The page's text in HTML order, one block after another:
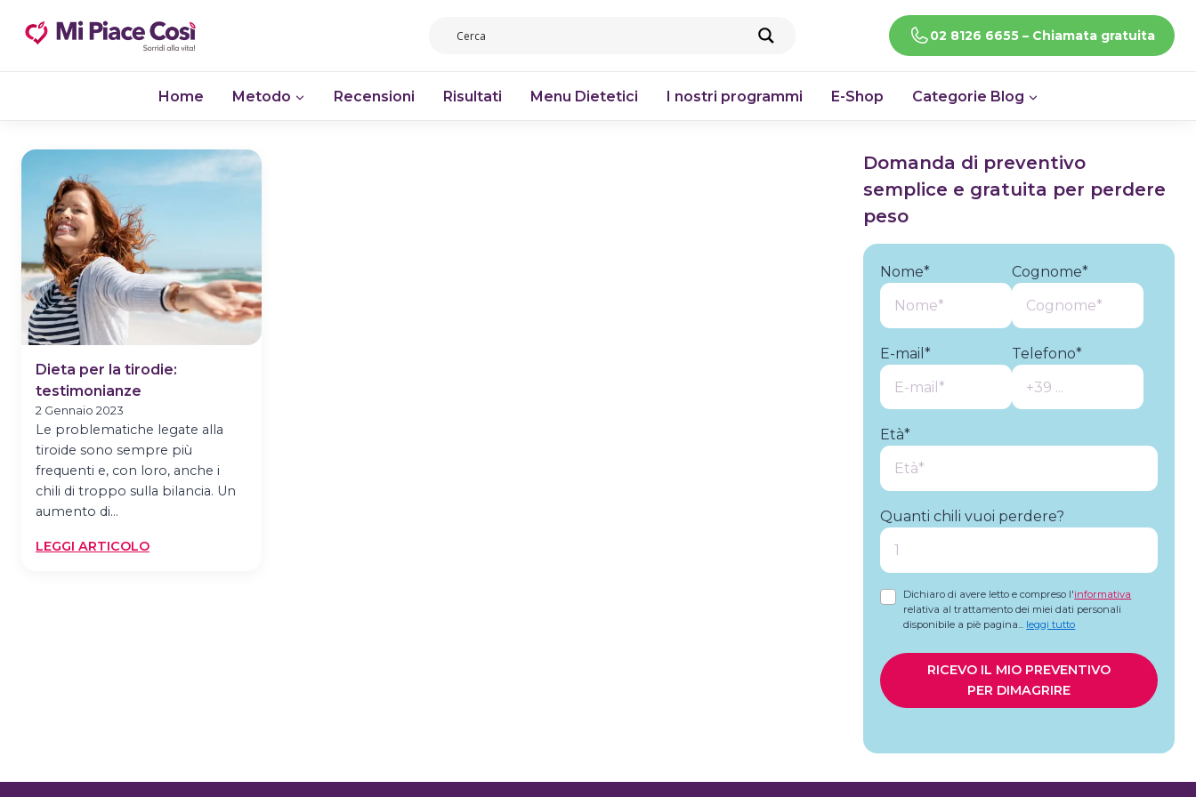
CHIAMACI!
02 8126 6655 – Chiamata gratuita
Home Metodo Recensioni Risultati Menu Dietetici I nostri programmi E-Shop Categorie Blog
Dieta per la tirodie:
testimonianze
2 Gennaio 2023
Le problematiche legate alla
tiroide sono sempre più
frequenti e, con loro, anche i
chili di troppo sulla bilancia. Un
aumento di…
LEGGI ARTICOLO:
Domanda di preventivo
semplice e gratuita per perdere
peso
Nome* Cognome*
E-mail* Telefono*
Età*
Quanti chili vuoi perdere?
Dichiaro di avere letto e compreso l'informativa
relativa al trattamento dei miei dati personali
disponibile a piè pagina
leggi tutto
RICEVO IL MIO PREVENTIVO
PER DIMAGRIRE